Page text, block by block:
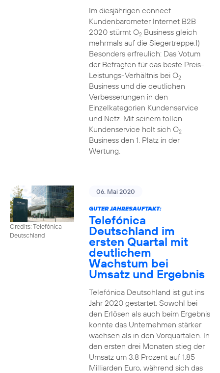
Im diesjährigen connect
Kundenbarometer Internet B2B
2020 stürmt O2Business gleich
mehrmals auf die Siegertreppe.1)
Besonders erfreulich: Das Votum
der Befragten für das beste Preis-
Leistungs-Verhältnis bei O2
Business und die deutlichen
Verbesserungen in den
Einzelkategorien Kundenservice
und Netz. Mit seinem tollen
Kundenservice holt sich O2
Business den 1. Platz in der
Wertung.
Credits: Telefónica
Deutschland
06. Mai 2020
GUTER JAHRESAUFTAKT:
Telefónica
Deutschland im
ersten Quartal mit
deutlichem
Wachstum bei
Umsatz und Ergebnis
Telefónica Deutschland ist gut ins
Jahr 2020 gestartet. Sowohl bei
den Erlösen als auch beim Ergebnis
konnte das Unternehmen stärker
wachsen als in den Vorquartalen. In
den ersten drei Monaten stieg der
Umsatz um 3,8 Prozent auf 1,85
Milliarden Euro, während sich das